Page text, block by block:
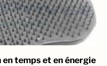
en temps et en énergie